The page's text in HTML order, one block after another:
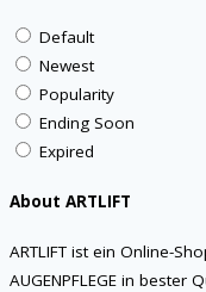
Default
Newest
Popularity
Ending Soon
Expired
About ARTLIFT
ARTLIFT ist ein Online-
AUGENPFLEGE in